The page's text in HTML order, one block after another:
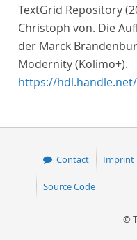
TextGrid Repository
Christoph von. Die
der Marck
Modernity (Kolimo+).
https://
Contact Imprint
Source Code
©